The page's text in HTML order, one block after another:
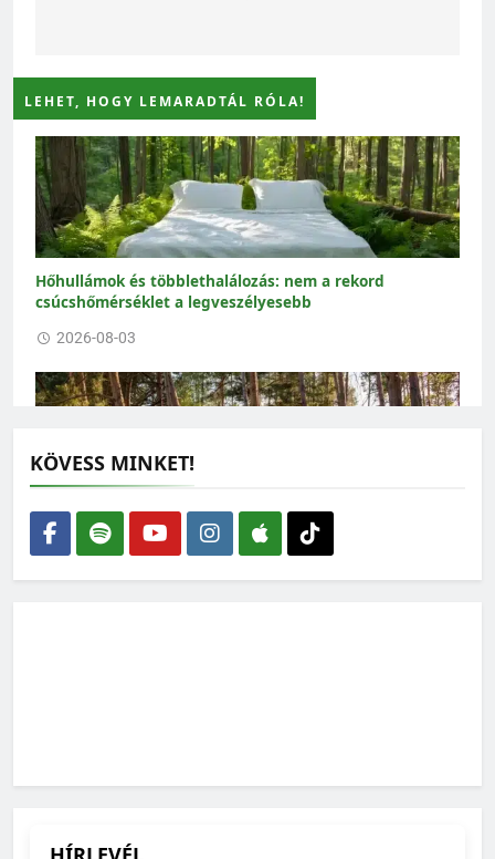
LEHET, HOGY LEMARADTÁL RÓLA!
Hőhullámok és többlethalálozás: nem a rekord
csúcshőmérséklet a legveszélyesebb
2026-08-03
Nem elég több fát ültetni: a meglévő erdőket kell
megmenteni a kiszáradástól
KÖVESS MINKET!